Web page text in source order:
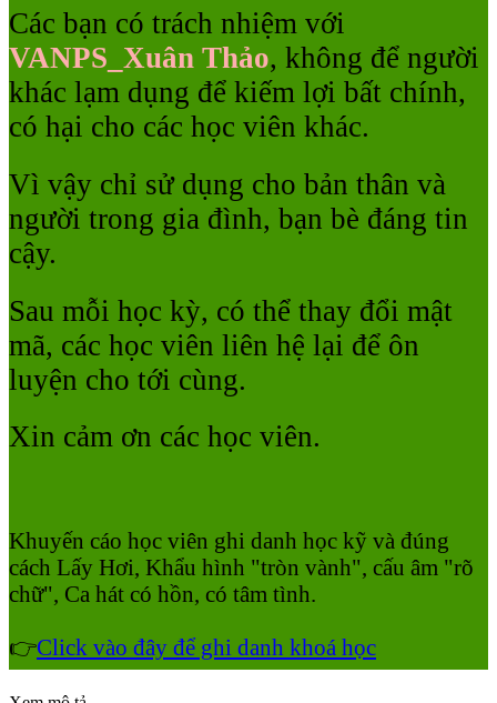
Các bạn có trách nhiệm với
VANPS_Xuân Thảo, không để người
khác lạm dụng để kiếm lợi bất chính,
có hại cho các học viên khác.
Vì vậy chỉ sử dụng cho bản thân và
người trong gia đình, bạn bè đáng tin
cậy.
Sau mỗi học kỳ, có thể thay đổi mật
mã, các học viên liên hệ lại để ôn
luyện cho tới cùng.
Xin cảm ơn các học viên.
Khuyến cáo học viên ghi danh học kỹ và đúng
cách Lấy Hơi, Khẩu hình "tròn vành", cấu âm "rõ
chữ", Ca hát có hồn, có tâm tình.
👉Click vào đây để ghi danh khoá học